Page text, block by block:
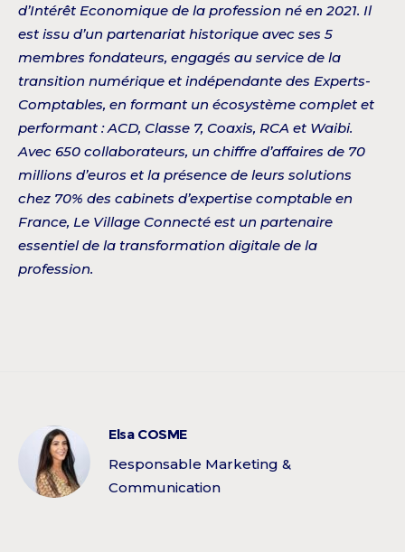
d’Intérêt Economique de la profession né en 2021. Il
est issu d’un partenariat historique avec ses 5
membres fondateurs, engagés au service de la
transition numérique et indépendante des Experts-
Comptables, en formant un écosystème complet et
performant : ACD, Classe 7, Coaxis, RCA et Waibi.
Avec 650 collaborateurs, un chiffre d’affaires de 70
millions d’euros et la présence de leurs solutions
chez 70% des cabinets d’expertise comptable en
France, Le Village Connecté est un partenaire
essentiel de la transformation digitale de la
profession.
Elsa COSME
Responsable Marketing &
Communication